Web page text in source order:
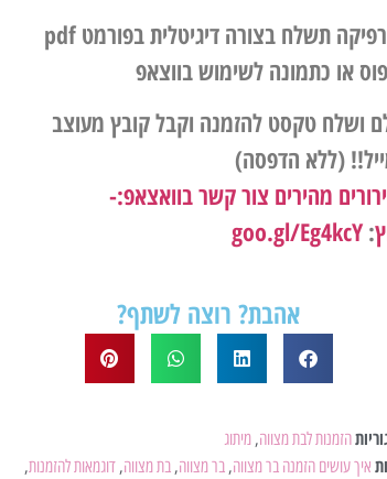
הגרפיקה תשלח בצורה דיגיטלית בפורמט pdf
או כתמונה לשימוש בווצאפ
ושלח טקסט להזמנה וקבל קובץ מעוצב
(ללא הדפסה)
מהירים צור קשר בוואצאפ:-
:
goo.gl/Eg4kcY
אהבת? רוצה לשתף?
הזמנות לבת מצווה, מיתוג
איך עושים הזמנה בר מצווה, בר מצווה, בת מצווה, דוגמאות להזמנות,